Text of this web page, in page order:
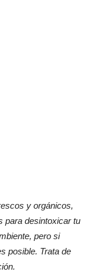
y orgánicos,
para desintoxicar tu
pero si
posible. Trata de